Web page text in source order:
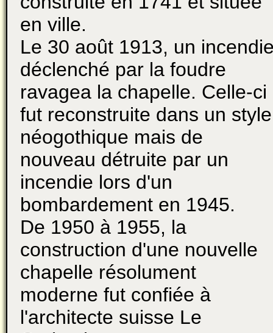
en ville.
Le 30 août 1913, un
déclenché par la foudre
ravagea la chapelle. Celle-ci
fut reconstruite dans un style
néogothique mais de
nouveau détruite par un
incendie lors d'un
bombardement en 1945.
De 1950 à 1955, la
construction d'une nouvelle
chapelle résolument
moderne fut confiée à
l'architecte suisse Le